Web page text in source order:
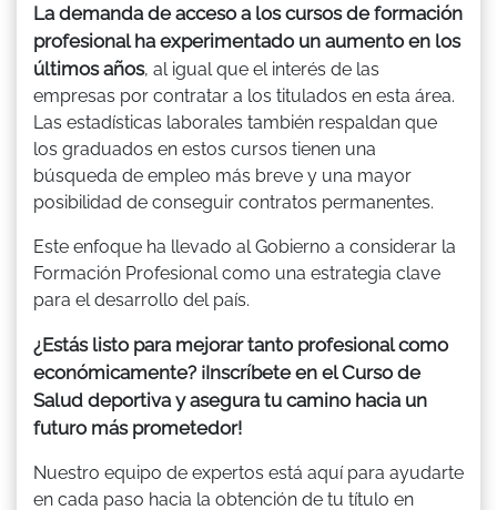
La demanda de acceso a los cursos de formación
profesional ha experimentado un aumento en los
últimos años, al igual que el interés de las
empresas por contratar a los titulados en esta área.
Las estadísticas laborales también respaldan que
los graduados en estos cursos tienen una
búsqueda de empleo más breve y una mayor
posibilidad de conseguir contratos permanentes.
Este enfoque ha llevado al Gobierno a considerar la
Formación Profesional como una estrategia clave
para el desarrollo del país.
¿Estás listo para mejorar tanto profesional como
económicamente? ¡Inscríbete en el Curso de
Salud deportiva y asegura tu camino hacia un
futuro más prometedor!
Nuestro equipo de expertos está aquí para ayudarte
en cada paso hacia la obtención de tu título en